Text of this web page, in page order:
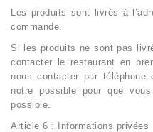
Les produits sont livrés à
commande.
Si les produits ne sont pas
contacter le restaurant en
nous contacter par
notre possible pour que
possible.
Article 6 : Informations privées